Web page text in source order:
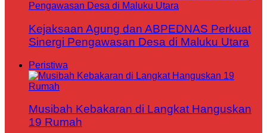
Kejaksaan Agung dan ABPEDNAS Perkuat
Sinergi Pengawasan Desa di Maluku Utara
Peristiwa
Musibah Kebakaran di Langkat Hanguskan
19 Rumah